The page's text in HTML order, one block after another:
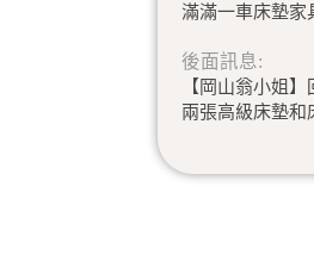
滿滿一車床墊家
後面訊息:
【岡山翁小姐
兩張高級床墊和